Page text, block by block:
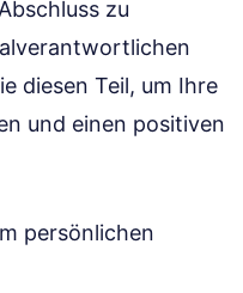
zu
diesen Teil, um Ihre
und einen positiven
persönlichen